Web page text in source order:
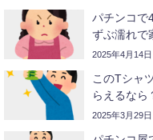
パチンコで
ずぶ濡れで
2025年4月14日
このTシャ
らえるなら
2025年3月29日